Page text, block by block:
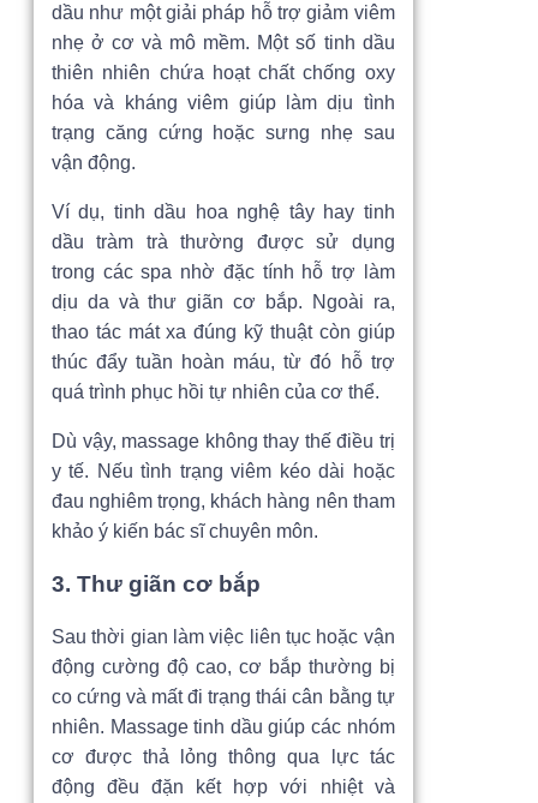
dầu như một giải pháp hỗ trợ giảm viêm
nhẹ ở cơ và mô mềm. Một số tinh dầu
thiên nhiên chứa hoạt chất chống oxy
hóa và kháng viêm giúp làm dịu tình
trạng căng cứng hoặc sưng nhẹ sau
vận động.
Ví dụ, tinh dầu hoa nghệ tây hay tinh
dầu tràm trà thường được sử dụng
trong các spa nhờ đặc tính hỗ trợ làm
dịu da và thư giãn cơ bắp. Ngoài ra,
thao tác mát xa đúng kỹ thuật còn giúp
thúc đẩy tuần hoàn máu, từ đó hỗ trợ
quá trình phục hồi tự nhiên của cơ thể.
Dù vậy, massage không thay thế điều trị
y tế. Nếu tình trạng viêm kéo dài hoặc
đau nghiêm trọng, khách hàng nên tham
khảo ý kiến bác sĩ chuyên môn.
3. Thư giãn cơ bắp
Sau thời gian làm việc liên tục hoặc vận
động cường độ cao, cơ bắp thường bị
co cứng và mất đi trạng thái cân bằng tự
nhiên. Massage tinh dầu giúp các nhóm
cơ được thả lỏng thông qua lực tác
động đều đặn kết hợp với nhiệt và